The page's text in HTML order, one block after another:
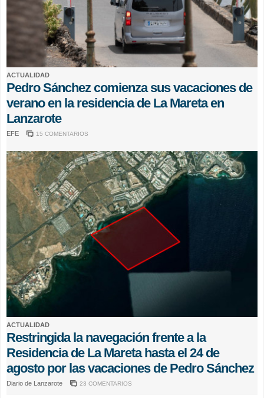
ACTUALIDAD
Pedro Sánchez comienza sus vacaciones de
verano en la residencia de La Mareta en
Lanzarote
EFE 15 COMENTARIOS
ACTUALIDAD
Restringida la navegación frente a la
Residencia de La Mareta hasta el 24 de
agosto por las vacaciones de Pedro Sánchez
Diario de Lanzarote 23 COMENTARIOS